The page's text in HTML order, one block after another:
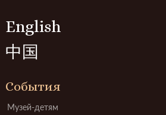
English
中国
События
Музей-детям